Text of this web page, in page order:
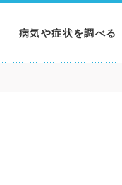
病気や症状を調べる
病気を調べる